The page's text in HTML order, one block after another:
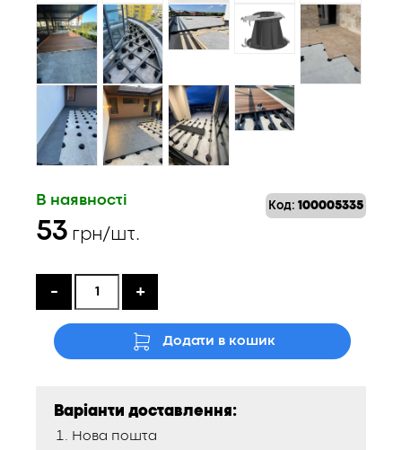
Код: 100005335
В наявності
53 грн/шт.
- +
Додати в кошик
Варіанти доставлення:
Нова пошта